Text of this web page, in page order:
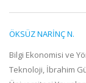
ÖKSÜZ NARİNÇ N.
Bilgi Ekonomisi ve
Teknoloji, İbrahim